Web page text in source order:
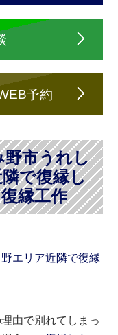
予約
野市うれし
で復縁し
縁工作
エリア近隣で復縁
由で別れてしまっ